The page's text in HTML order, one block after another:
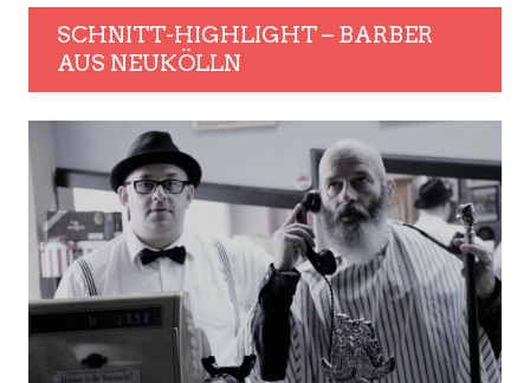
SCHNITT-HIGHLIGHT – BARBER
AUS NEUKÖLLN